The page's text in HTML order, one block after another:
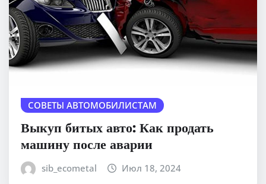
СОВЕТЫ АВТОМОБИЛИСТАМ
Выкуп битых авто: Как продать
машину после аварии
sib_ecometal Июл 18, 2024